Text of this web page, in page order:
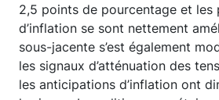
2,5 points de pourcentage et les
d’inflation se sont nettement
sous-jacente s’est également
les signaux d’atténuation des
les anticipations d’inflation ont